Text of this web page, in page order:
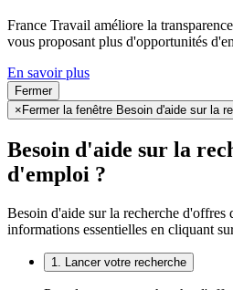
France Travail améliore la
vous proposant plus d'opportunités
En savoir plus
Fermer
× Fermer la fenêtre Besoin d'aide sur la
Besoin d'aide sur la
d'emploi ?
Besoin d'aide sur la recherche d'offres
informations essentielles en cliquant
1. Lancer votre recherche